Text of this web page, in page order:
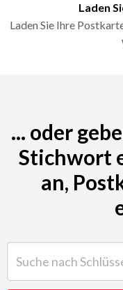
Laden
Laden Sie Ihre
... oder
Stichwort
an,